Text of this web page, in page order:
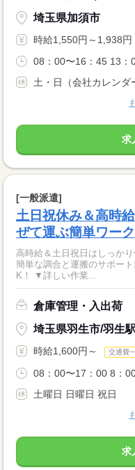
埼玉県加須市
時給1,550円～1,938円
08：00〜16：45 13：
土・日（会社カレンダ
求
[一般派遣]
土日祝休み＆高時
ぜて運ぶ簡単ワーク
高時給＆土日祝日はしっか
簡単な調合と運搬のサポー
K！ ▼詳しい作業...
倉庫管理・入出荷
埼玉県羽生市/羽生駅
時給1,600円～ 交通費
08：00〜17：00 8：
土曜日 日曜日 祝日
求